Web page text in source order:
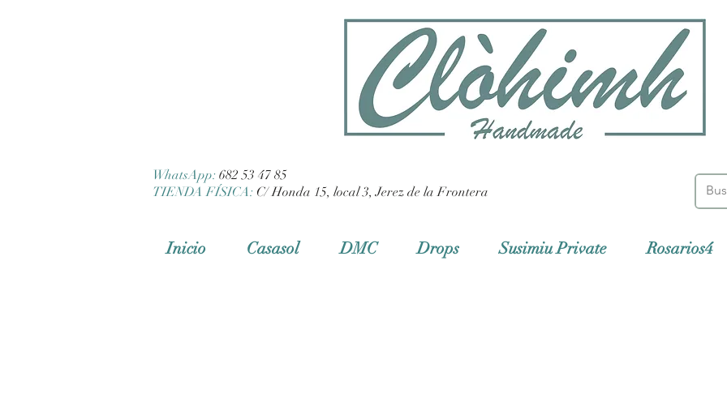
WhatsApp: 682 53 47 85
TIENDA FÍSICA: C/ Honda 15, local 3, Jerez de la Frontera
Inicio Casasol DMC Drops Susimiu Private Rosarios4